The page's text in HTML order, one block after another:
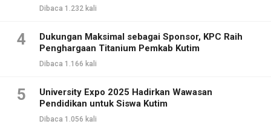
Dibaca 1.232 kali
4
Dukungan Maksimal sebagai Sponsor, KPC Raih
Penghargaan Titanium Pemkab Kutim
Dibaca 1.166 kali
5
University Expo 2025 Hadirkan Wawasan
Pendidikan untuk Siswa Kutim
Dibaca 1.056 kali